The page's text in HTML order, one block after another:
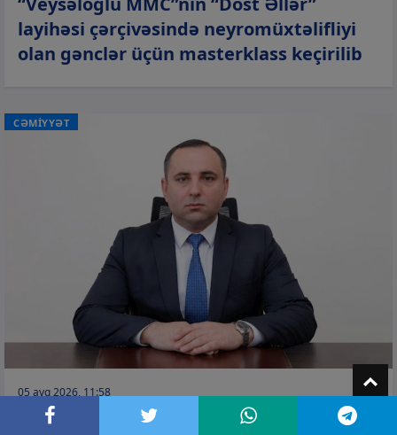
layihəsi çərçivəsində neyromüxtəlifliyi
olan gənclər üçün masterklass keçirilib
CƏMİYYƏT
05 avq 2026, 11:58
Naxçıvanda bu vəzifəyə təyinat olub